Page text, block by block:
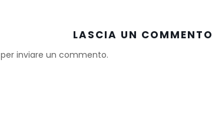
LASCIA UN COMMENTO
per inviare un commento.